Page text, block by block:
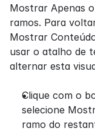
Mostrar Apenas
ramos. Para
Mostrar
usar o atalho de
alternar esta
Clique com o
selecione
ramo do